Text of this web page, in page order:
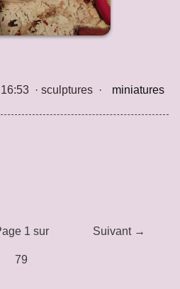
·sculptures · miniatures
Suivant →
1 sur
79